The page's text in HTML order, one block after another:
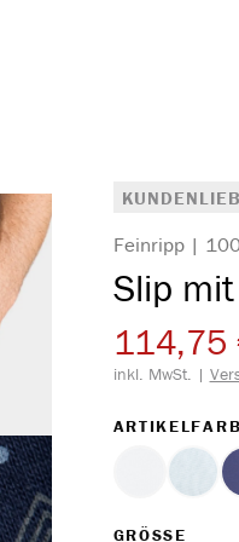
Feinripp |
Slip
114,75
inkl. MwSt. |
weiss
GRÖSSE